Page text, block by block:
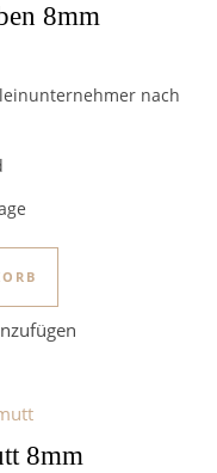
8mm
nach
8mm